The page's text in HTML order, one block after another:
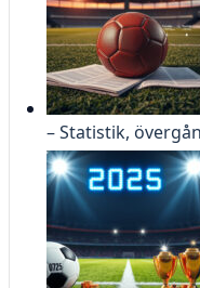
– Statistik,